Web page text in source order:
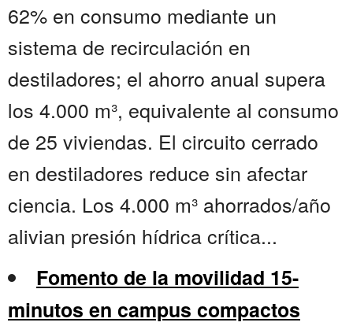
62% en consumo mediante un
sistema de recirculación en
destiladores; el ahorro anual supera
los 4.000 m³, equivalente al consumo
de 25 viviendas. El circuito cerrado
en destiladores reduce sin afectar
ciencia. Los 4.000 m³ ahorrados/año
alivian presión hídrica crítica...
Fomento de la movilidad 15-
minutos en campus compactos